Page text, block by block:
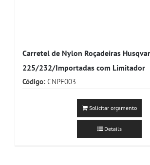
Carretel de Nylon Roçadeiras
225/232/Importadas com Limitador
Código: CNPF003
Solicitar orçamento
Details